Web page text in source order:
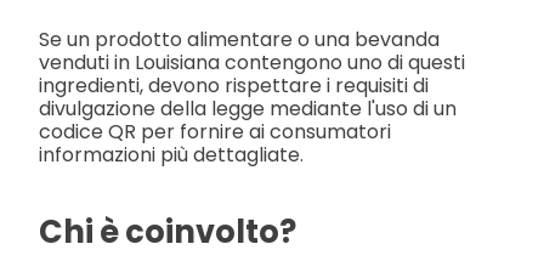
Se un prodotto alimentare o una bevanda
venduti in Louisiana contengono uno di questi
ingredienti, devono rispettare i requisiti di
divulgazione della legge mediante l'uso di un
codice QR per fornire ai consumatori
informazioni più dettagliate.
Chi è coinvolto?